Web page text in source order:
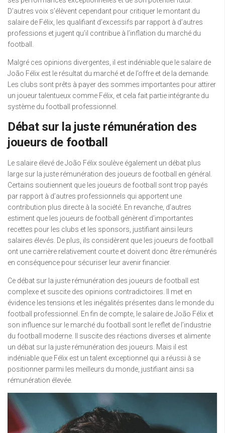
D’autres voix s’élèvent cependant pour critiquer le montant du
salaire de Félix, les qualifiant d’excessifs par rapport à d’autres
professions et jugent qu’il contribue à l’inflation du marché du
football.
Malgré ces opinions divergentes, il est indéniable que le salaire de
João Félix est le résultat du marché et de l’offre et de la demande.
Les clubs sont prêts à payer des sommes importantes pour attirer
un joueur talentueux comme Félix, et cela fait partie intégrante du
système du football professionnel.
Débat sur la juste rémunération des
joueurs de football
Le salaire élevé de João Félix soulève également un débat plus
large sur la juste rémunération des joueurs de football en général.
Certains soutiennent que les joueurs de football sont trop payés
par rapport à d’autres professionnels qui apportent une
contribution plus directe à la société. En revanche, d’autres
estiment que les joueurs de football génèrent d’importantes
recettes pour les clubs et les sponsors, justifiant ainsi leurs
salaires élevés. De plus, ils considèrent que les joueurs de football
ont une carrière relativement courte et doivent donc être rémunérés
en conséquence pour sécuriser leur avenir financier.
Ce débat sur la juste rémunération des joueurs de football est
complexe et suscite des opinions contradictoires. Il met en
évidence les tensions et les inégalités présentes dans le monde du
football professionnel. En fin de compte, le salaire de João Félix et
son influence sur le marché du football sont le reflet de l’industrie
du football moderne. Il suscite des réactions diverses et alimente
un débat sur la juste rémunération des joueurs. Mais il est
indéniable que Félix est un talent exceptionnel qui a réussi à se
positionner parmi les meilleurs du monde, justifiant ainsi sa
rémunération élevée.